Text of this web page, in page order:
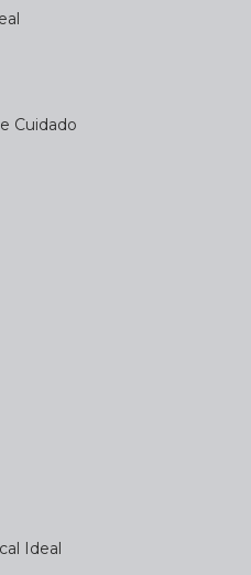
Cuidado
Ideal